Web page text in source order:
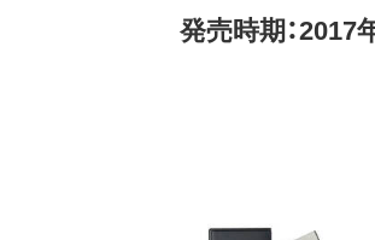
発売時期：2017